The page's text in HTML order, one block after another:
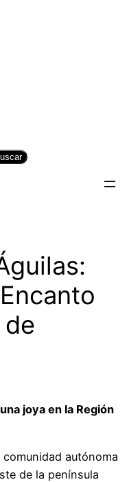
joya en la Región
autónoma
de la península